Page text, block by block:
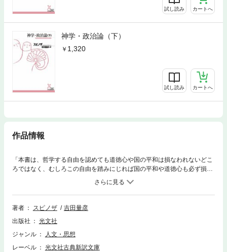
試し読み カートへ
神学・政治論（下）
1,320
試し読み カートへ
作品情報
「本書は、哲学する自由を認めても道徳心や国の平和は損なわれないどこ
ろではなく、むしろこの自由を踏みにじれば国の平和や道徳心も必ず損な
われてしまう、ということを示したさまざまな論考からできている」。宗
教と国家、個人の自由について根源的に考察したスピノザの思想こそ、現
代において読まれるべきである。
著者
スピノザ
吉田量彦
出版社
光文社
ジャンル
人文・思想
レーベル
光文社古典新訳文庫